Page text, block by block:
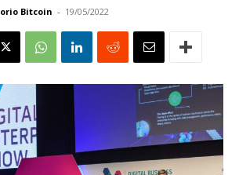
Bitcoin - 19/05/2022